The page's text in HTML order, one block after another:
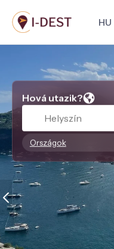
Ugrás
a
tartalomra
Hová utazik?
Országok